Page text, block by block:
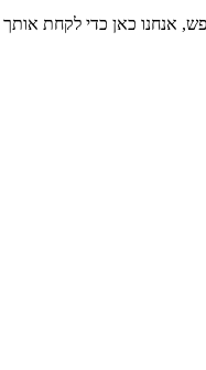
כדי לקחת אותך לשם, יד ביד